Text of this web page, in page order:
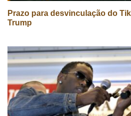
Prazo para desvinculação do
Trump